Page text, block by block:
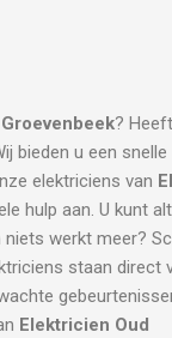
?
bieden u een
elektriciens van
hulp aan. U kunt
werkt meer?
staan direct
Elektricien Oud